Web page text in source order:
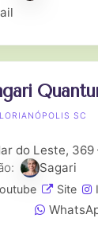
SC
do Leste, 369
Sagari
Site